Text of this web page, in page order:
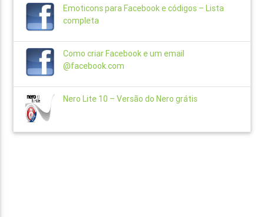
Emoticons para Facebook e códigos – Lista
completa
Como criar Facebook e um email
@facebook.com
Nero Lite 10 – Versão do Nero grátis